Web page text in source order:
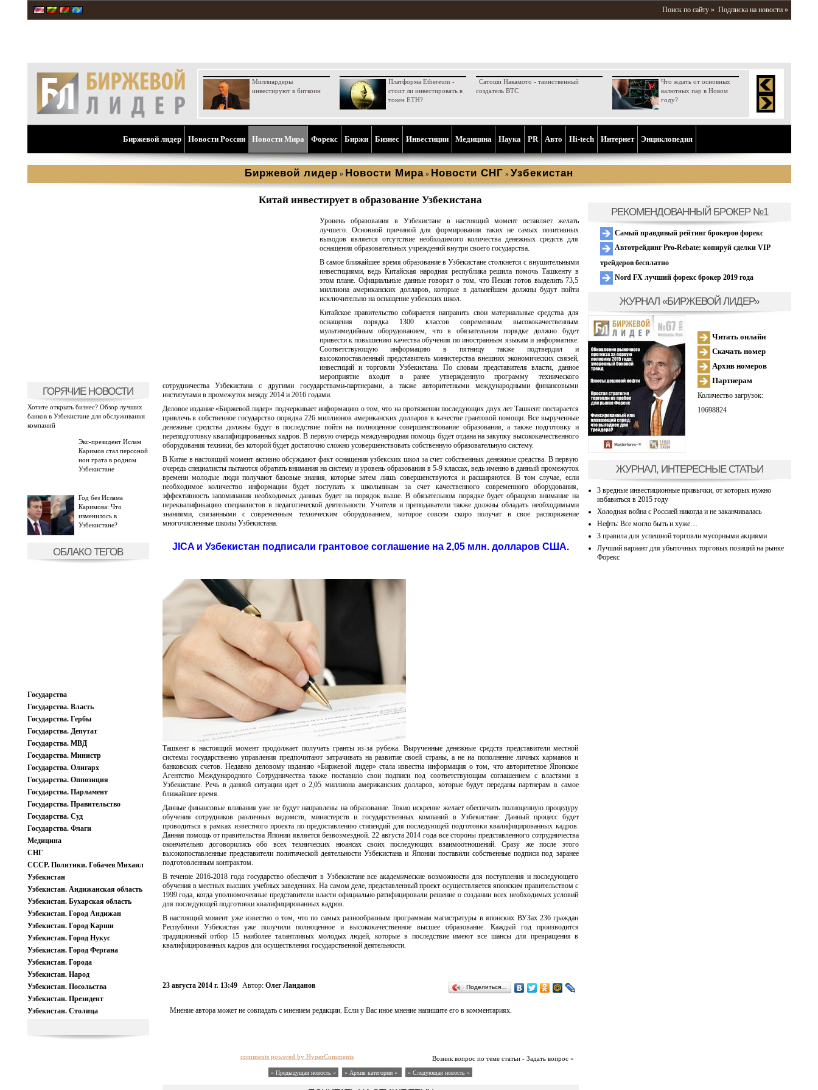
Поиск по сайту » Подписка на новости »
Миллиардеры
инвестируют в биткоин
Платформа Ethereum -
стоит ли инвестировать в
токен ETH?
Сатоши Накамото - таинственный
создатель BTC
Что ждать от основных
валютных пар в Новом
году?
Биржевой лидер Новости России Новости Мира Форекс Биржи Бизнес Инвестиции Медицина Наука PR Aвто Hi-tech Интернет Энциклопедия
Биржевой лидер » Новости Мира » Новости СНГ » Узбекистан
ГОРЯЧИЕ НОВОСТИ
Хотите открыть бизнес? Обзор лучших
банков в Узбекистане для обслуживания
компаний
Экс-президент Ислам
Каримов стал персоной
нон грата в родном
Узбекистане
Год без Ислама
Каримова: Что
изменилось в
Узбекистане?
ОБЛАКО ТЕГОВ
Государства
Государства. Власть
Государства. Гербы
Государства. Депутат
Государства. МВД
Государства. Министр
Государства. Олигарх
Государства. Оппозиция
Государства. Парламент
Государства. Правительство
Государства. Суд
Государства. Флаги
Медицина
СНГ
СССР. Политики. Гобачев Михаил
Узбекистан
Узбекистан. Андижанская область
Узбекистан. Бухарская область
Узбекистан. Город Андижан
Узбекистан. Город Карши
Узбекистан. Город Нукус
Узбекистан. Город Фергана
Узбекистан. Города
Узбекистан. Народ
Узбекистан. Посольства
Узбекистан. Президент
Узбекистан. Столица
Китай инвестирует в образование Узбекистана
Уровень образования в Узбекистане в настоящий момент оставляет желать
лучшего. Основной причиной для формирования таких не самых позитивных
выводов является отсутствие необходимого количества денежных средств для
оснащения образовательных учреждений внутри своего государства.
В самое ближайшее время образование в Узбекистане столкнется с внушительными
инвестициями, ведь Китайская народная республика решила помочь Ташкенту в
этом плане. Официальные данные говорят о том, что Пекин готов выделить 73,5
миллиона американских долларов, которые в дальнейшем должны будут пойти
исключительно на оснащение узбекских школ.
Китайское правительство собирается направить свои материальные средства для
оснащения порядка 1300 классов современным высококачественным
мультимедийным оборудованием, что в обязательном порядке должно будет
привести к повышению качества обучения по иностранным языкам и информатике.
Соответствующую информацию в пятницу также подтвердил и
высокопоставленный представитель министерства внешних экономических связей,
инвестиций и торговли Узбекистана. По словам представителя власти, данное
мероприятие входит в ранее утвержденную программу технического
сотрудничества Узбекистана с другими государствами-партнерами, а также авторитетными международными финансовыми
институтами в промежуток между 2014 и 2016 годами.
Деловое издание «Биржевой лидер» подчеркивает информацию о том, что на протяжении последующих двух лет Ташкент постарается
привлечь в собственное государство порядка 226 миллионов американских долларов в качестве грантовой помощи. Все вырученные
денежные средства должны будут в последствие пойти на полноценное совершенствование образования, а также подготовку и
переподготовку квалифицированных кадров. В первую очередь международная помощь будет отдана на закупку высококачественного
оборудования техники, без которой будет достаточно сложно усовершенствовать собственную образовательную систему.
В Китае в настоящий момент активно обсуждают факт оснащения узбекских школ за счет собственных денежные средства. В первую
очередь специалисты пытаются обратить внимания на систему и уровень образования в 5-9 классах, ведь именно в данный промежуток
времени молодые люди получают базовые знания, которые затем лишь совершенствуются и расширяются. В том случае, если
необходимое количество информации будет поступать к школьникам за счет качественного современного оборудования,
эффективность запоминания необходимых данных будет на порядок выше. В обязательном порядке будет обращено внимание на
переквалификацию специалистов в педагогической деятельности. Учителя и преподаватели также должны обладать необходимыми
знаниями, связанными с современным техническим оборудованием, которое совсем скоро получат в свое распоряжение
многочисленные школы Узбекистана.
JICA и Узбекистан подписали грантовое соглашение на 2,05 млн. долларов США.
Ташкент в настоящий момент продолжает получать гранты из-за рубежа. Вырученные денежные средств представители местной
системы государственно управления предпочитают затрачивать на развитие своей страны, а не на пополнение личных карманов и
банковских счетов. Недавно деловому изданию «Биржевой лидер» стала известна информация о том, что авторитетное Японское
Агентство Международного Сотрудничества также поставило свои подписи под соответствующим соглашением с властями в
Узбекистане. Речь в данной ситуации идет о 2,05 миллиона американских долларов, которые будут переданы партнерам в самое
ближайшее время.
Данные финансовые вливания уже не будут направлены на образование. Токио искренне желает обеспечить полноценную процедуру
обучения сотрудников различных ведомств, министерств и государственных компаний в Узбекистане. Данный процесс будет
проводиться в рамках известного проекта по предоставлению стипендий для последующей подготовки квалифицированных кадров.
Данная помощь от правительства Японии является безвозмездной. 22 августа 2014 года все стороны представленного сотрудничества
окончательно договорились обо всех технических нюансах своих последующих взаимоотношений. Сразу же после этого
высокопоставленные представители политической деятельности Узбекистана и Японии поставили собственные подписи под заранее
подготовленным контрактом.
В течение 2016-2018 года государство обеспечит в Узбекистане все академические возможности для поступления и последующего
обучения в местных высших учебных заведениях. На самом деле, представленный проект осуществляется японским правительством с
1999 года, когда уполномоченные представители власти официально ратифицировали решение о создании всех необходимых условий
для последующей подготовки квалифицированных кадров.
В настоящий момент уже известно о том, что по самых разнообразным программам магистратуры в японских ВУЗах 236 граждан
Республики Узбекистан уже получили полноценное и высококачественное высшее образование. Каждый год производится
традиционный отбор 15 наиболее талантливых молодых людей, которые в последствие имеют все шансы для превращения в
квалифицированных кадров для осуществления государственной деятельности.
23 августа 2014 г. 13:49 Автор: Олег Ланданов Поделиться…
Мнение автора может не совпадать с мнением редакции. Если у Вас иное мнение напишите его в комментариях.
Возник вопрос по теме статьи - Задать вопрос »
comments powered by HyperComments
« Предыдущая новость « » Архив категории « » Следующая новость »
РЕКОМЕНДОВАННЫЙ БРОКЕР №1
Самый правдивый рейтинг брокеров форекс
Автотрейдинг Pro-Rebate: копируй сделки VIP
трейдеров бесплатно
Nord FX лучший форекс брокер 2019 года
ЖУРНАЛ «БИРЖЕВОЙ ЛИДЕР»
Читать онлайн
Скачать номер
Архив номеров
Партнерам
Количество загрузок:
10698824
ЖУРНАЛ, ИНТЕРЕСНЫЕ СТАТЬИ
3 вредные инвестиционные привычки, от которых нужно
избавиться в 2015 году
Холодная война с Россией никогда и не заканчивалась
Нефть: Все могло быть и хуже…
3 правила для успешной торговли мусорными акциями
Лучший вариант для убыточных торговых позиций на рынке
Форекс